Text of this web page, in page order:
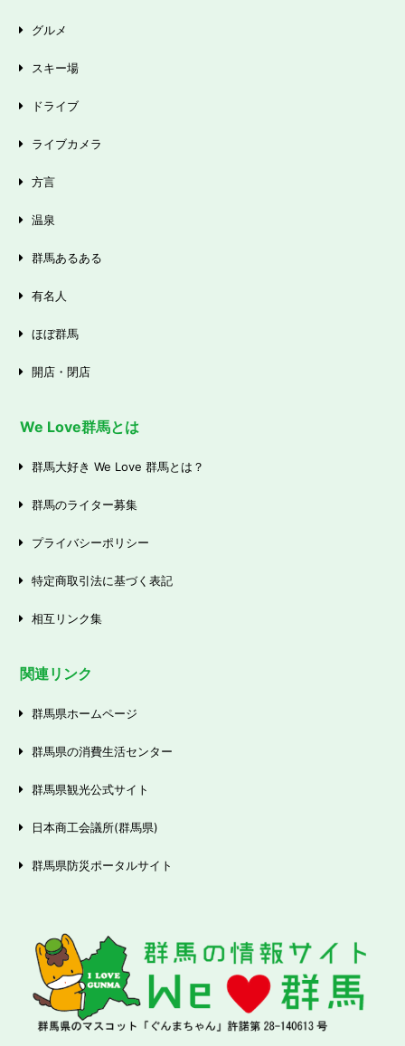
グルメ
スキー場
ドライブ
ライブカメラ
方言
温泉
群馬あるある
有名人
ほぼ群馬
開店・閉店
We Love群馬とは
群馬大好き We Love 群馬とは？
群馬のライター募集
プライバシーポリシー
特定商取引法に基づく表記
相互リンク集
関連リンク
群馬県ホームページ
群馬県の消費生活センター
群馬県観光公式サイト
日本商工会議所(群馬県)
群馬県防災ポータルサイト